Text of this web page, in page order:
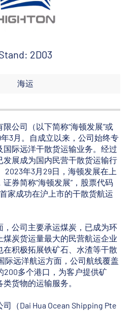
2D03
海运
公司（以下简称“海顿发展”或
年3月。自成立以来，公司始终专
国际远洋干散货运输业务。经过
发展成为国内民营干散货运输行
2023年3月29日，海顿发展在上
券简称“海顿发展”，股票代码
首家成功在沪上市的干散货航运
，公司主要承运煤炭，已成为环
煤炭货运量最大的民营航运企业
在积极拓展铁矿石、水渣等干散
际远洋航运方面，公司航线覆盖
200多个港口，为客户提供矿
货物的运输服务。
（Dai Hua Ocean Shipping Pte